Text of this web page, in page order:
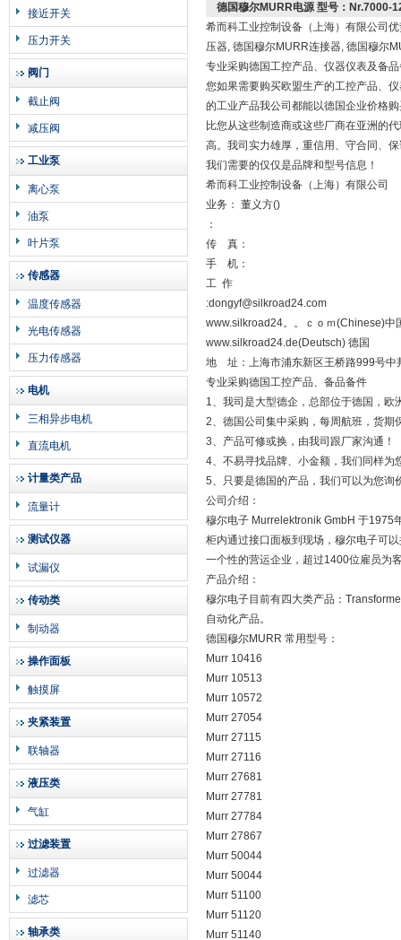
接近开关
压力开关
阀门
截止阀
减压阀
工业泵
离心泵
油泵
叶片泵
传感器
温度传感器
光电传感器
压力传感器
电机
三相异步电机
直流电机
计量类产品
流量计
测试仪器
试漏仪
传动类
制动器
操作面板
触摸屏
夹紧装置
联轴器
液压类
气缸
过滤装置
过滤器
滤芯
轴承类
德国穆尔MURR电源 型号：Nr.7000-
希而科工业控制设备（上海）有限公司
压器, 德国穆尔MURR连接器, 德国穆尔
专业采购德国工控产品、仪器仪表及备
您如果需要购买欧盟生产的工控产品、
的工业产品我公司都能以德国企业价格
比您从这些制造商或这些厂商在亚洲的
高。我司实力雄厚，重信用、守合同、
我们需要的仅仅是品牌和型号信息！
希而科工业控制设备（上海）有限公司
业务： 董义方()
：
传 真：
手 机：
工 作
:dongyf@silkroad24.com
www.silkroad24。。ｃｏｍ(Chinese)中
www.silkroad24.de(Deutsch) 德国
地 址：上海市浦东新区王桥路999号中
专业采购德国工控产品、备品备件
1、我司是大型德企，总部位于德国，
2、德国公司集中采购，每周航班，货期
3、产品可修或换，由我司跟厂家沟通！
4、不易寻找品牌、小金额，我们同样为
5、只要是德国的产品，我们可以为您询
公司介绍：
穆尔电子 Murrelektronik GmbH 于1975
柜内通过接口面板到现场，穆尔电子可
一个性的营运企业，超过1400位雇员为
产品介绍：
穆尔电子目前有四大类产品：
自动化产品。
德国穆尔MURR 常用型号：
Murr 10416
Murr 10513
Murr 10572
Murr 27054
Murr 27115
Murr 27116
Murr 27681
Murr 27781
Murr 27784
Murr 27867
Murr 50044
Murr 50044
Murr 51100
Murr 51120
Murr 51140